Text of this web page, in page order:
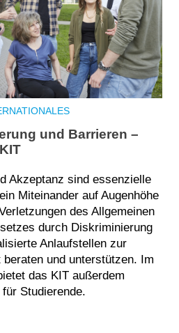
und Barrieren –
Akzeptanz sind essenzielle
Miteinander auf Augenhöhe
des Allgemeinen
durch Diskriminierung
Anlaufstellen zur
und unterstützen. Im
das KIT außerdem
Studierende.